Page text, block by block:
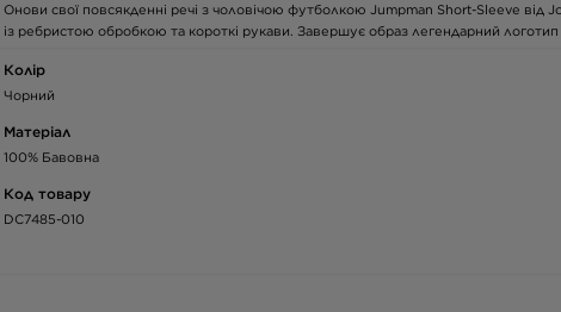
Онови свої повсякденні речі з чоловічою футболкою Jumpman Short-Sleeve від
із ребристою обробкою та короткі рукави. Завершує образ легендарний
Колір
Чорний
Матеріал
100% Бавовна
Код товару
DC7485-010